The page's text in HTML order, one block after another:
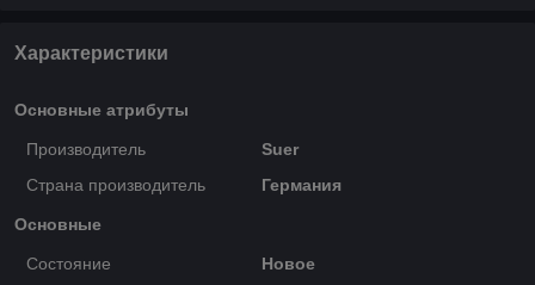
Характеристики
Основные атрибуты
Производитель
Suer
Страна производитель
Германия
Основные
Состояние Новое